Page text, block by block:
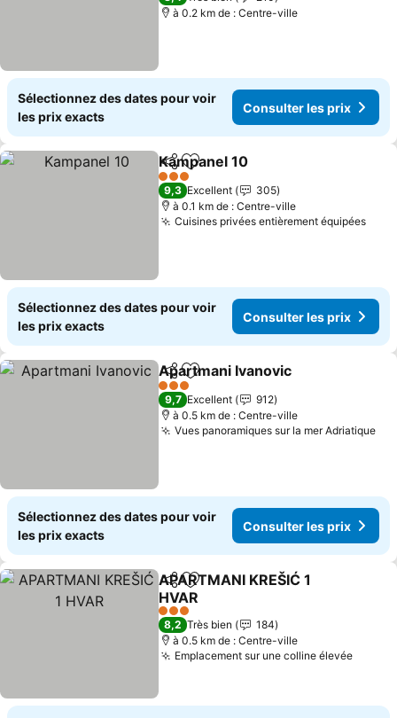
à 0.2 km de : Centre-ville
Sélectionnez des dates pour voir
les prix exacts
Consulter les prix
PartagerAjouter à mes favoris
Kampanel 10
3 Étoiles
9,3 Excellent
305
à 0.1 km de : Centre-ville
Cuisines privées entièrement équipées
Sélectionnez des dates pour voir
les prix exacts
Consulter les prix
PartagerAjouter à mes favoris
Apartmani Ivanovic
3 Étoiles
9,7 Excellent
912
à 0.5 km de : Centre-ville
Vues panoramiques sur la mer Adriatique
Sélectionnez des dates pour voir
les prix exacts
Consulter les prix
PartagerAjouter à mes favoris
APARTMANI KREŠIĆ 1
HVAR
3 Étoiles
8,2 Très bien
184
à 0.5 km de : Centre-ville
Emplacement sur une colline élevée